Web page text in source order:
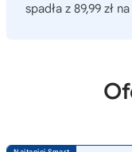
spadła z 89,99 zł na